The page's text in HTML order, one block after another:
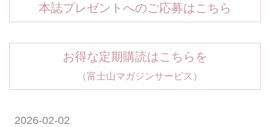
本誌プレゼントへのご応募はこちら
お得な定期購読はこちらを
（富士山マガジンサービス）
2026-02-02